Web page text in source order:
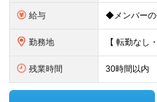
給与
勤務地
残業時間 30時間以内